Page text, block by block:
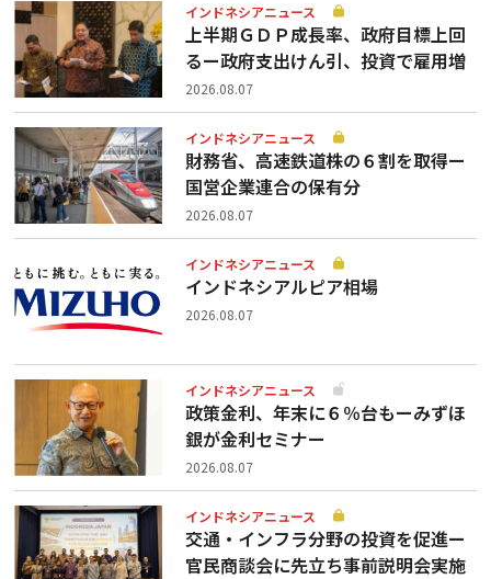
インドネシアニュース
上半期ＧＤＰ成長率、政府目標上回
るー政府支出けん引、投資で雇用増
2026.08.07
インドネシアニュース
財務省、高速鉄道株の６割を取得ー
国営企業連合の保有分
2026.08.07
インドネシアニュース
インドネシアルピア相場
2026.08.07
インドネシアニュース
政策金利、年末に６％台もーみずほ
銀が金利セミナー
2026.08.07
インドネシアニュース
交通・インフラ分野の投資を促進ー
官民商談会に先立ち事前説明会実施